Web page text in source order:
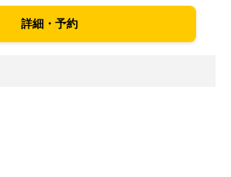
詳細・予約